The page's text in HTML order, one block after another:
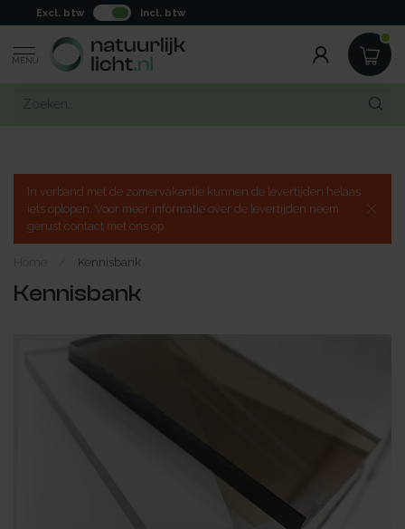
Excl. btw Incl. btw
MENU
In verband met de zomervakantie kunnen de levertijden helaas
iets oplopen. Voor meer informatie over de levertijden neem
gerust contact met ons op.
Home Kennisbank
Kennisbank